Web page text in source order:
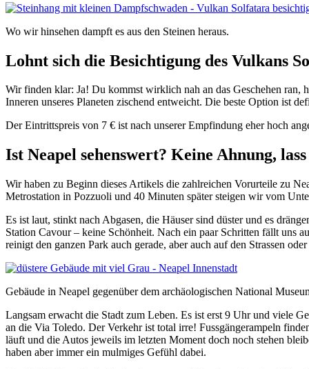
Wo wir hinsehen dampft es aus den Steinen heraus.
Lohnt sich die Besichtigung des Vulkans
Wir finden klar: Ja! Du kommst wirklich nah an das Geschehen ran,
Inneren unseres Planeten zischend entweicht. Die beste Option ist
Der Eintrittspreis von 7 € ist nach unserer Empfindung eher hoch
Ist Neapel sehenswert? Keine Ahnung,
Wir haben zu Beginn dieses Artikels die zahlreichen Vorurteile zu
Metrostation in Pozzuoli und 40 Minuten später steigen wir vom
Es ist laut, stinkt nach Abgasen, die Häuser sind düster und es
Station Cavour – keine Schönheit. Nach ein paar Schritten fällt uns
reinigt den ganzen Park auch gerade, aber auch auf den Strassen
Gebäude in Neapel gegenüber dem archäologischen National
Langsam erwacht die Stadt zum Leben. Es ist erst 9 Uhr und viele
an die Via Toledo. Der Verkehr ist total irre! Fussgängerampeln
läuft und die Autos jeweils im letzten Moment doch noch stehen
haben aber immer ein mulmiges Gefühl dabei.